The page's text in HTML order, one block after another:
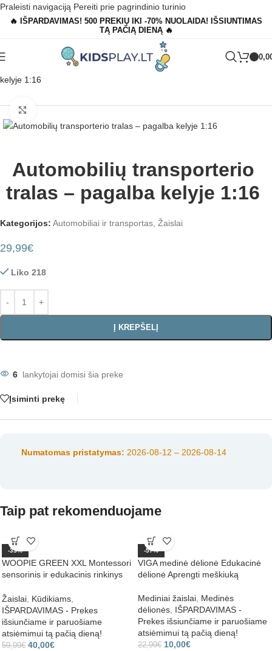
Praleisti navigaciją Pereiti prie pagrindinio turinio
🔥 IŠPARDAVIMAS! 500 PREKIŲ IKI -70% NUOLAIDA! IŠSIUNTIMAS
TĄ PAČIĄ DIENĄ 🔥
Parduotuvė
Automobilių transporterio tralas – pagalba
kelyje 1:16
Automobilių transporterio
tralas – pagalba kelyje 1:16
Kategorijos: Automobiliai ir transportas, Žaislai
29,99€
Liko 218
Į KREPŠELĮ
6 lankytojai domisi šia preke
Įsiminti prekę
Numatomas pristatymas: 2026-08-12 – 2026-08-14
Taip pat rekomenduojame
-33%
WOOPIE GREEN XXL Montessori
sensorinis ir edukacinis rinkinys
Žaislai, Kūdikiams,
IŠPARDAVIMAS - Prekes
išsiunčiame ir paruošiame
atsiėmimui tą pačią dieną!
59,99€ 40,00€
-57%
VIGA medinė dėlionė Edukacinė
dėlionė Aprengti meškiuką
Mediniai žaislai Medinės
dėlionės IŠPARDAVIMAS -
Prekes išsiunčiame ir paruošiame
atsiėmimui tą pačią dieną!
22,99€ 10,00€